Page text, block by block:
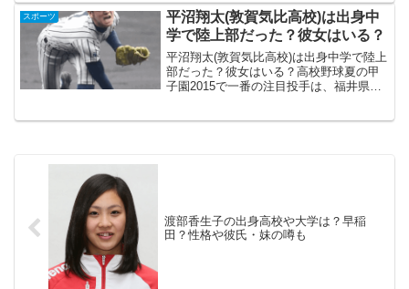
選手ではありません。でも、高校野球フ
ァンならご存じの方...
スポーツ
平沼翔太(敦賀気比高校)は出身中
学で陸上部だった？彼女はいる？
平沼翔太(敦賀気比高校)は出身中学で陸上
部だった？彼女はいる？高校野球夏の甲
子園2015で一番の注目投手は、福井県代
渡部香生子の出身高校や大学は？早稲
田？性格や彼氏・妹の噂も